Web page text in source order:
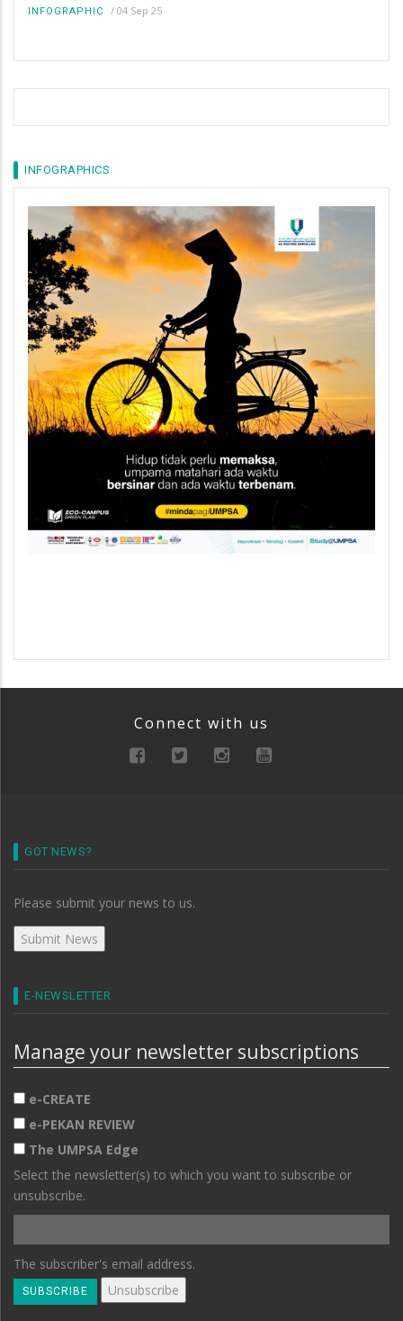
INFOGRAPHIC / 04 Sep 25
INFOGRAPHICS
Connect with us
GOT NEWS?
Please submit your news to us.
E-NEWSLETTER
Manage your newsletter subscriptions
e-CREATE
e-PEKAN REVIEW
The UMPSA Edge
Select the newsletter(s) to which you want to subscribe or
unsubscribe.
The subscriber's email address.